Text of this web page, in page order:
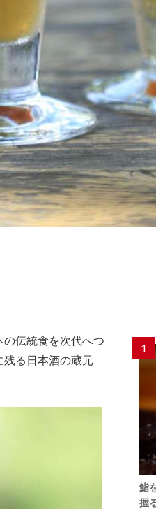
伝統食を次代へつ
る日本酒の蔵元
1
鮨
握